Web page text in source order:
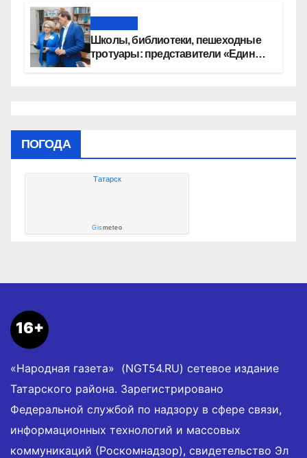
Школы, библиотеки, пешеходные
тротуары: представители «Единой
ПОГОДА
Татарск
Gismeteo
16+
«Народная газета» (NGT54.RU) сетевое издание
Татарского района. Зарегистрировано
Федеральной службой по надзору в сфере связи,
информационных технологий и массовых
коммуникаций (Роскомнадзор), свидетельство Эл